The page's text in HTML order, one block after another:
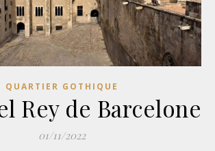
QUARTIER GOTHIQUE
Rey de Barcelone
01/11/2022